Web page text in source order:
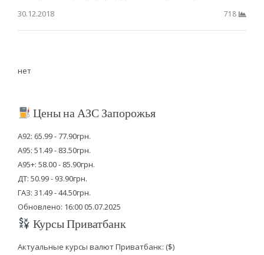
30.12.2018
718
нет
Цены на АЗС Запорожья
А92: 65.99 - 77.90грн.
А95: 51.49 - 83.50грн.
А95+: 58.00 - 85.90грн.
ДТ: 50.99 - 93.90грн.
ГАЗ: 31.49 - 44.50грн.
Обновлено: 16:00 05.07.2025
Курсы Приватбанк
Актуальные курсы валют Приватбанк: ($)